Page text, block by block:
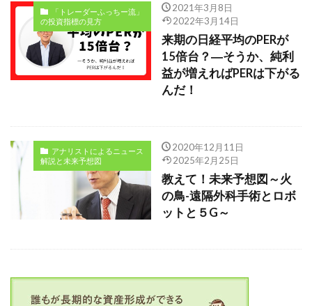
「トレーダーふっちー流」
の投資指標の見方
2021年3月8日
2022年3月14日
来期の日経平均のPERが
15倍台？―そうか、純利
益が増えればPERは下がる
んだ！
アナリストによるニュース
解説と未来予想図
2020年12月11日
2025年2月25日
教えて！未来予想図～火
の鳥-遠隔外科手術とロボ
ットと５G～